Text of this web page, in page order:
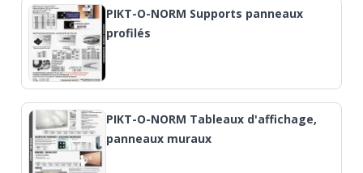
PIKT-O-NORM Supports panneaux
profilés
PIKT-O-NORM Tableaux d'affichage,
panneaux muraux